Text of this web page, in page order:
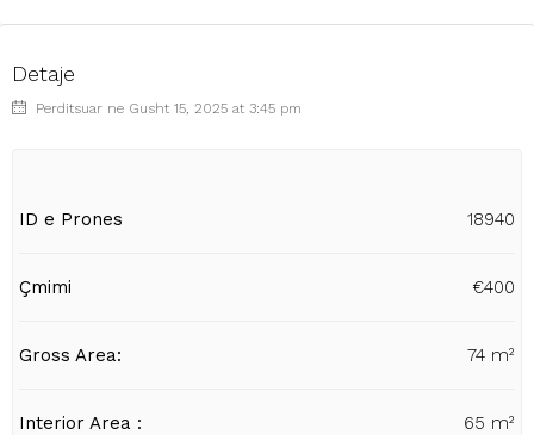
Detaje
Perditsuar ne Gusht 15, 2025 at 3:45 pm
ID e Prones 18940
Çmimi €400
Gross Area: 74 m²
Interior Area : 65 m²